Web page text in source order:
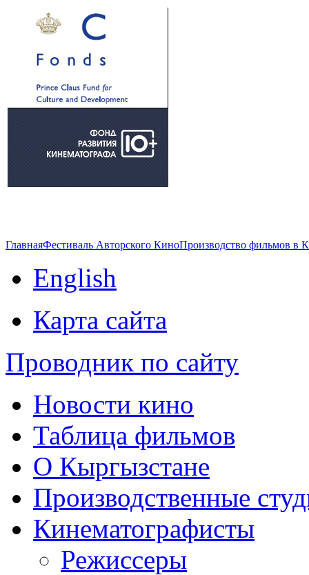
ГлавнаяФестиваль Авторского КиноПроизводство фильмов в
English
Карта сайта
Проводник по сайту
Новости кино
Таблица фильмов
О Кыргызстане
Производственные
Кинематографисты
Режиссеры